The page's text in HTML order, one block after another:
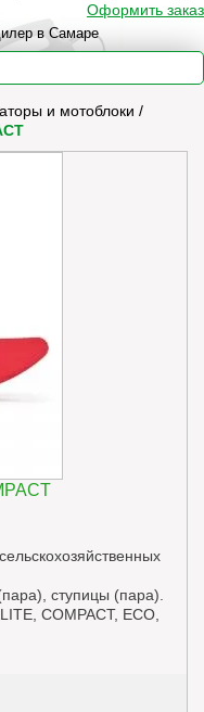
Оформить заказ
в Самаре
и мотоблоки /
ступицы (пара).
COMPACT, ECO,